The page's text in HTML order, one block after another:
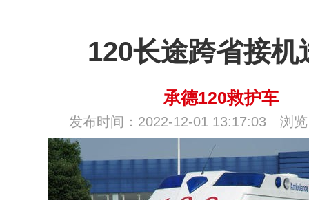
120长途跨省接机
承德120救护车
发布时间：2022-12-01 13:17:03 浏览